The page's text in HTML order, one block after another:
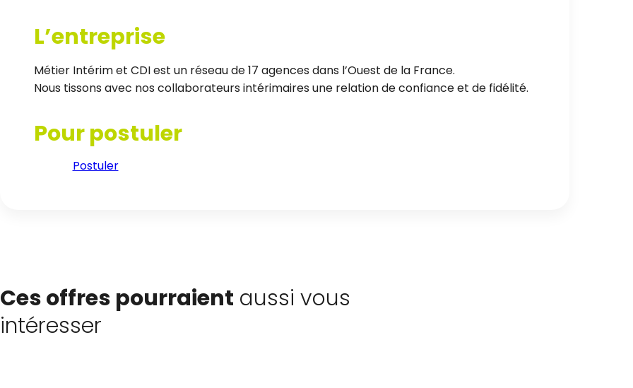
L’entreprise
Métier Intérim et CDI est un réseau de 17 agences dans l’Ouest de la France.
Nous tissons avec nos collaborateurs intérimaires une relation de confiance et de fidélité.
Pour postuler
Postuler
Ces offres pourraient aussi vous
intéresser